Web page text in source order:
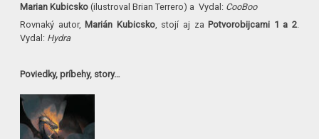
Marian Kubicsko (ilustroval Brian Terrero) a Vydal: CooBoo
Rovnaký autor, Marián Kubicsko, stojí aj za Potvorobijcami 1 a 2.
Vydal: Hydra
Poviedky, príbehy, story…